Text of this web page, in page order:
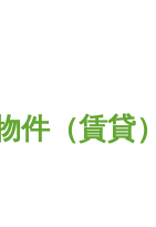
件（賃貸